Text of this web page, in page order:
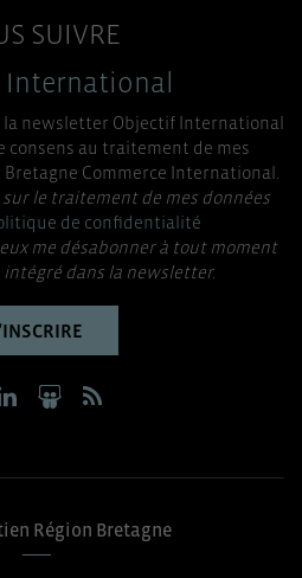
SUIVRE
la newsletter Objectif International
consens au traitement de mes
Commerce International.
le traitement de mes données
de confidentialité
me désabonner à tout moment
dans la newsletter.